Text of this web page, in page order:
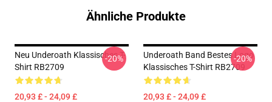
Ähnliche Produkte
Neu Underoath Klassisches T-
Shirt RB2709
20,93 £ - 24,09 £
-20%
Underoath Band Bestes Logo
Klassisches T-Shirt RB2709
20,93 £ - 24,09 £
-20%